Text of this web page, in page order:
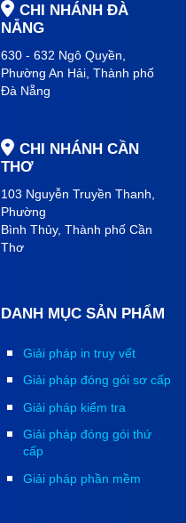
CHI NHÁNH ĐÀ
NẴNG
630 - 632 Ngô Quyền,
Phường An Hải , Thành phố
Đà Nẵng
CHI NHÁNH CẦN
THƠ
103 Nguyễn Truyền Thanh,
Phường
Bình Thủy, Thành phố Cần
Thơ
DANH MỤC SẢN PHẨM
Giải pháp in truy vết
Giải pháp đóng gói sơ cấp
Giải pháp kiểm tra
Giải pháp đóng gói thứ
cấp
Giải pháp phần mềm